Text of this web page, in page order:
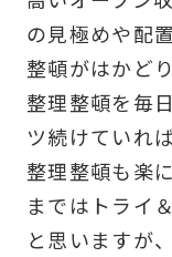
の見極めや配
整頓がはかどり
整理整頓を毎
ツ続けていれ
整理整頓も楽
まではトライ
と思いますが